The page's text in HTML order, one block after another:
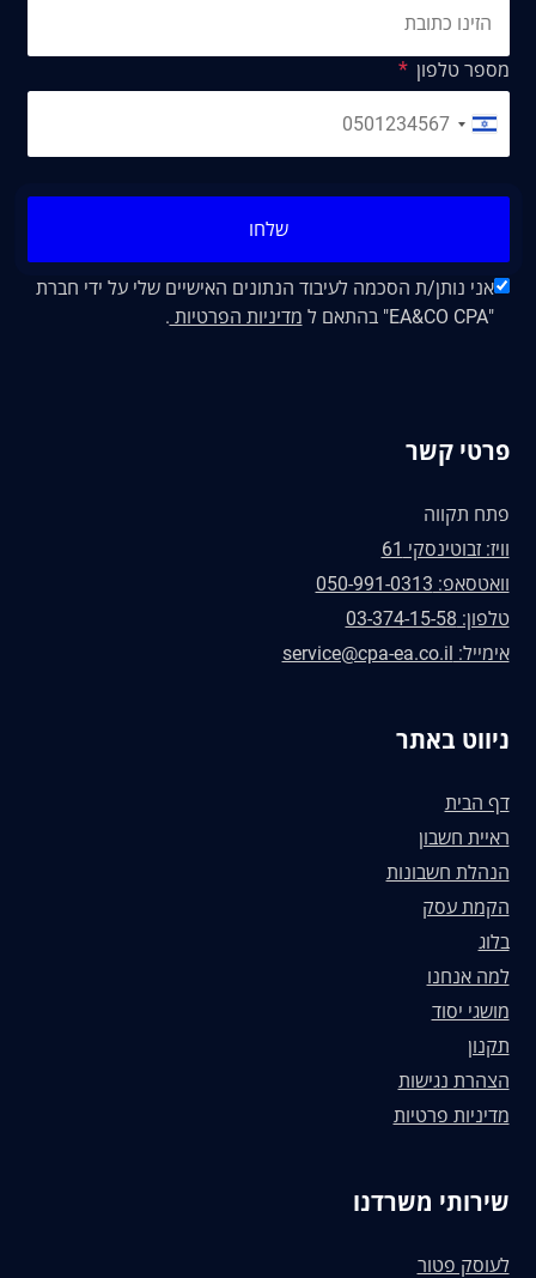
מספר טלפון
שלחו
אני נותן/ת הסכמה לעיבוד הנתונים האישיים שלי על ידי חברת
"EA&CO CPA" בהתאם ל
מדיניות הפרטיות .
פרטי קשר
פתח תקווה
וויז: זבוטינסקי 61
וואטסאפ: 050-991-0313
טלפון: 03-374-15-58
אימייל: service@cpa-ea.co.il
ניווט באתר
דף הבית
ראיית חשבון
הנהלת חשבונות
הקמת עסק
בלוג
למה אנחנו
מושגי יסוד
תקנון
הצהרת נגישות
מדיניות פרטיות
שירותי משרדנו
לעוסק פטור